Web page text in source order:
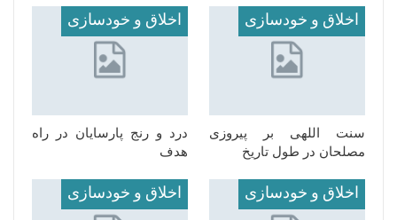
اخلاق و خودسازی
سنت اللهی بر پیروزی
مصلحان در طول تاریخ
اخلاق و خودسازی
درد و رنج پارسایان در راه
هدف
اخلاق و خودسازی اخلاق و خودسازی